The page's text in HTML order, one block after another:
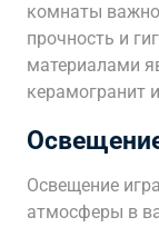
комнаты важно
прочность и
материалами
керамогранит
Освещение
атмосферы в